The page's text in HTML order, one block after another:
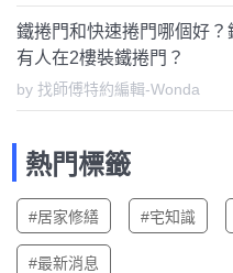
鐵捲門和快速捲門哪個好
有人在2樓裝鐵捲門？
by 找師傅特約編輯-Wonda
熱門標籤
#居家修繕 #宅知識
#最新消息